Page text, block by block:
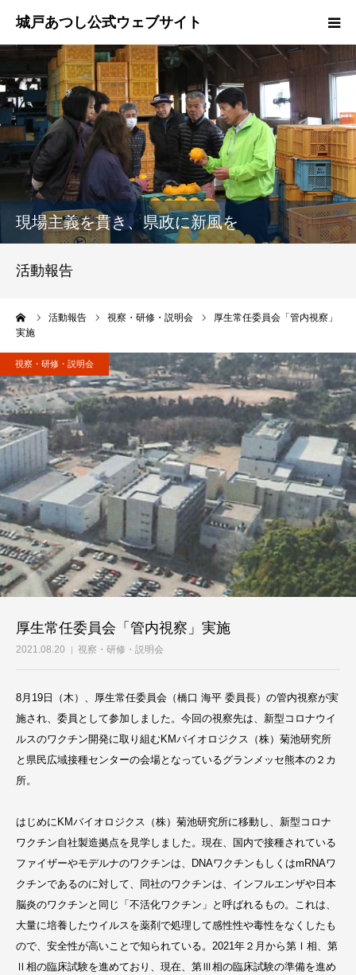
現場主義を貫き、県政に新風を
活動報告
活動報告 視察・研修・説明会
厚生常任委員会「管内視察」
実施
視察・研修・説明会
厚生常任委員会「管内視察」実施
2021.08.20 視察・研修・説明会
8月19日（木）、厚生常任委員会（橋口 海平 委員長）の管内視察が実
施され、委員として参加しました。今回の視察先は、新型コロナウイ
ルスのワクチン開発に取り組むKMバイオロジクス（株）菊池研究所
と県民広域接種センターの会場となっているグランメッセ熊本の２カ
所。
はじめにKMバイオロジクス（株）菊池研究所に移動し、新型コロナ
ワクチン自社製造拠点を見学しました。現在、国内で接種されている
ファイザーやモデルナのワクチンは、DNAワクチンもしくはmRNAワ
クチンであるのに対して、同社のワクチンは、インフルエンザや日本
脳炎のワクチンと同じ「不活化ワクチン」と呼ばれるもの。これは、
大量に培養したウイルスを薬剤で処理して感性性や毒性をなくしたも
ので、安全性が高いことで知られている。2021年２月から第Ⅰ相、第
Ⅱ相の臨床試験を進めており、現在、第Ⅲ相の臨床試験の準備を進め
ホーム
ご挨拶
プロフィール
政策
事務所案内